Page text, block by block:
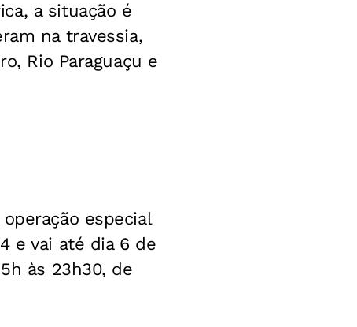
a situação é
na travessia,
Rio Paraguaçu e
especial
e vai até dia 6 de
às 23h30, de